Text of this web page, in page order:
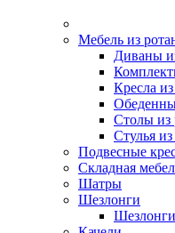
Мебель из
Диваны
Кресла
Столы из
Стулья из
Подвесные
Складная
Шатры
Шезлонги